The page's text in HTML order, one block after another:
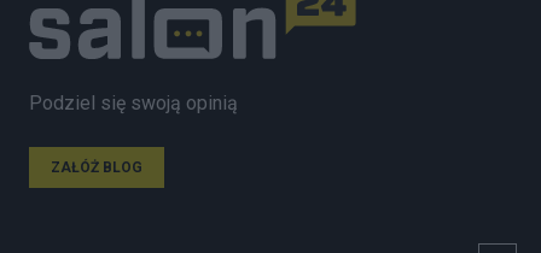
Podziel się swoją opinią
ZAŁÓŻ BLOG